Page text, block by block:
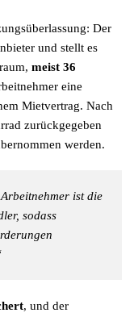
Der
und stellt es
meist 36
eine
Mietvertrag. Nach
zurückgegeben
werden.
ist die
sodass
, und der